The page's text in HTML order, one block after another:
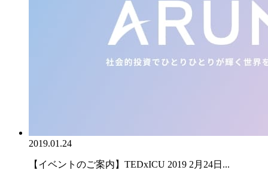
2019.01.24
【イベントのご案内】TEDxICU 2019 2月24日...